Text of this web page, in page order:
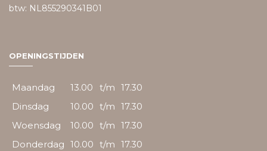
btw: NL855290341B01
OPENINGSTIJDEN
Maandag 13.00 t/m 17.30
Dinsdag
10.00 t/m 17.30
Woensdag
10.00 t/m 17.30
Donderdag 10.00 t/m 17.30